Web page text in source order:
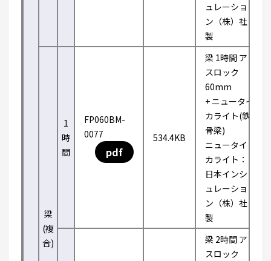
ュレーショ
ン（株）社
製
梁
(複
合)
1
時
間
FP060BM-
0077
pdf
534.4KB
梁 1時間 ア
スロック
60mm
+ ニュータイ
カライト(鉄
骨梁)
ニュータイ
カライト：
日本インシ
ュレーショ
ン（株）社
製
梁 2時間 ア
スロック